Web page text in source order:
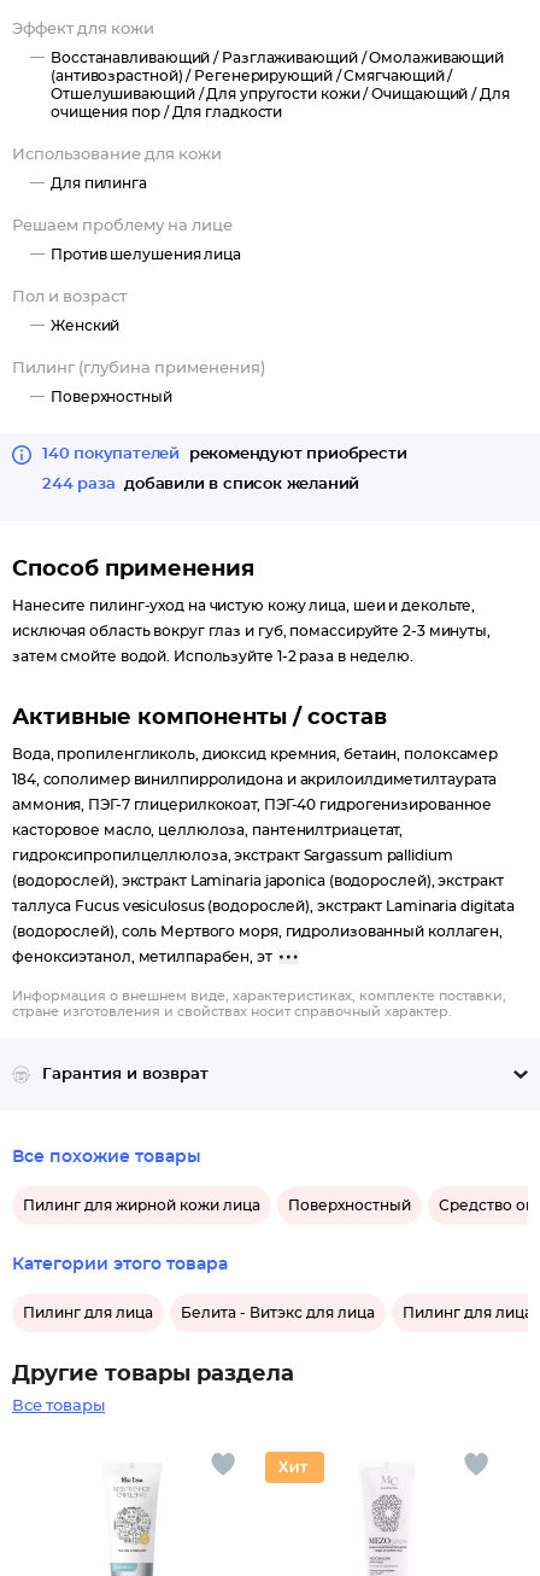
и сияние.
Активные компоненты: морской коллаген, бурые водоросли,
микрочастицы оксида кремния, целлюлоза, аллантоин
Эффект для кожи
Восстанавливающий / Разглаживающий /Омолаживающий
(антивозрастной) / Регенерирующий /Смягчающий /
Отшелушивающий /Для упругости кожи /Очищающий / Для
очищения пор / Для гладкости
Использование для кожи
Для пилинга
Решаем проблему на лице
Против шелушения лица
Пол и возраст
Женский
Пилинг (глубина применения)
Поверхностный
140 покупателей
рекомендуют приобрести
244 раза
добавили в список желаний
Способ применения
Нанесите пилинг-уход на чистую кожу лица, шеи и декольте,
исключая область вокруг глаз и губ, помассируйте 2-3 минуты,
затем смойте водой. Используйте 1-2 раза в неделю.
Активные компоненты / состав
Вода, пропиленгликоль, диоксид кремния, бетаин, полоксамер
184, сополимер винилпирролидона и акрилоилдиметилтаурата
аммония, ПЭГ-7 глицерилкокоат, ПЭГ-40 гидрогенизированное
касторовое масло, целлюлоза, пантенилтриацетат,
гидроксипропилцеллюлоза, экстракт Sargassum pallidium
(водорослей), экстракт Laminaria japonica (водорослей), экстракт
таллуса Fucus vesiculosus (водорослей), экстракт Laminaria digitata
(водорослей), соль Мертвого моря, гидролизованный коллаген,
феноксиэтанол, метилпарабен, эт
Информация о внешнем виде, характеристиках, комплекте поставки,
стране изготовления и свойствах носит справочный характер.
Гарантия и возврат
Все похожие товары
Пилинг для жирной кожи лица Поверхностный Средство
Категории этого товара
Пилинг для лица Белита - Витэкс для лица Пилинг для лица
Другие товары раздела
Все товары